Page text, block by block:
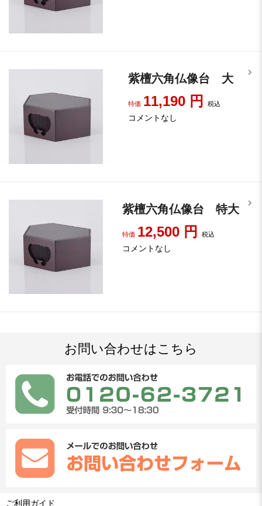
紫檀六角仏像台 大
特価 11,190 円税込
コメントなし
紫檀六角仏像台 特大
特価 12,500 円税込
コメントなし
お問い合わせはこちら
ご利用ガイド